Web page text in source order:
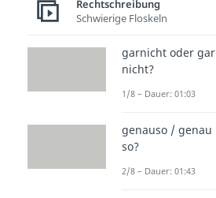
Rechtschreibung
Schwierige Floskeln
garnicht oder gar
nicht?
1/8 – Dauer: 01:03
genauso / genau
so?
2/8 – Dauer: 01:43